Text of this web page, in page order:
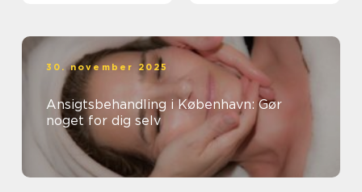
30. november 2025
Ansigtsbehandling i København: Gør
noget for dig selv